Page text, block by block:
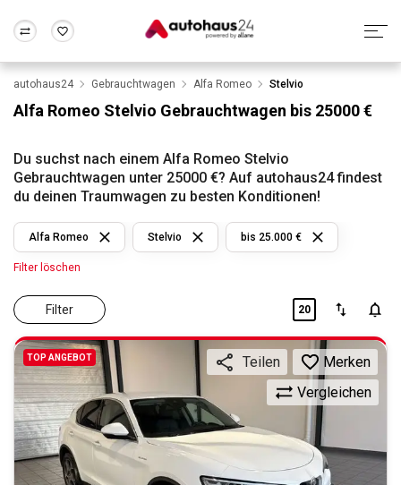
Wir bewerten dein Auto
Alle Fragen & Antworten
Rund um die Inzahlungnahme
Frankfurt Wuppertal
autohaus24 Gebrauchtwagen Alfa Romeo Stelvio
Alfa Romeo Stelvio Gebrauchtwagen bis 25000 €
Du suchst nach einem Alfa Romeo Stelvio
Gebrauchtwagen unter 25000 €? Auf autohaus24 findest
du deinen Traumwagen zu besten Konditionen!
Filter
Alfa Romeo Stelvio bis 25.000 €
Filter löschen
20
TOP ANGEBOT
Vergleichen
Teilen Merken